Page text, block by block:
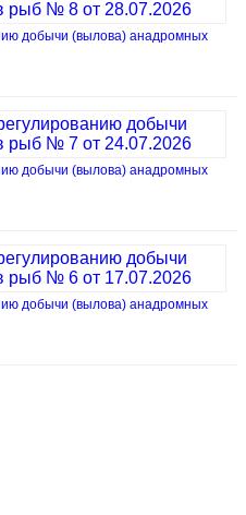
добычи (вылова) анадромных
добычи (вылова) анадромных
добычи (вылова) анадромных